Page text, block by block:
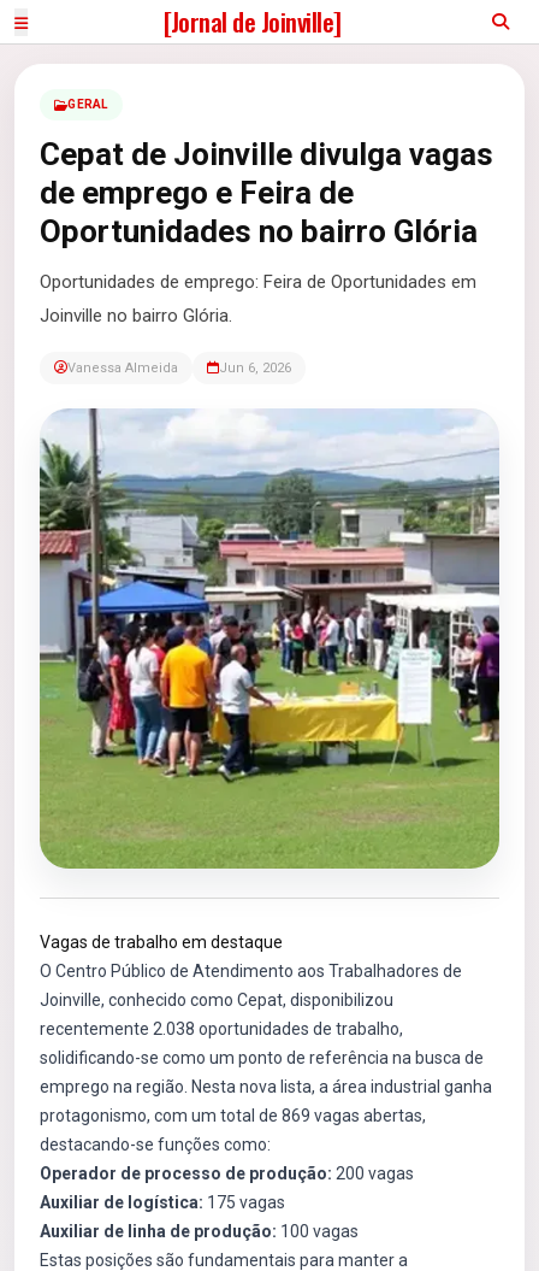
[Jornal de Joinville]
GERAL
Cepat de Joinville divulga vagas
de emprego e Feira de
Oportunidades no bairro Glória
Oportunidades de emprego: Feira de Oportunidades em
Joinville no bairro Glória.
Vanessa Almeida Jun 6, 2026
Vagas de trabalho em destaque
O Centro Público de Atendimento aos Trabalhadores de
Joinville, conhecido como Cepat, disponibilizou
recentemente 2.038 oportunidades de trabalho,
solidificando-se como um ponto de referência na busca de
emprego na região. Nesta nova lista, a área industrial ganha
protagonismo, com um total de 869 vagas abertas,
destacando-se funções como:
Operador de processo de produção: 200 vagas
Auxiliar de logística: 175 vagas
Auxiliar de linha de produção: 100 vagas
Estas posições são fundamentais para manter a